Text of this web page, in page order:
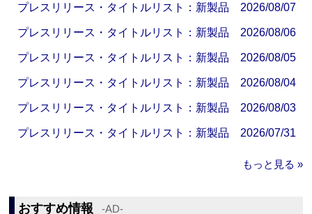
プレスリリース・タイトルリスト：新製品 2026/08/07
プレスリリース・タイトルリスト：新製品 2026/08/06
プレスリリース・タイトルリスト：新製品 2026/08/05
プレスリリース・タイトルリスト：新製品 2026/08/04
プレスリリース・タイトルリスト：新製品 2026/08/03
プレスリリース・タイトルリスト：新製品 2026/07/31
もっと見る »
おすすめ情報 ‐AD‐